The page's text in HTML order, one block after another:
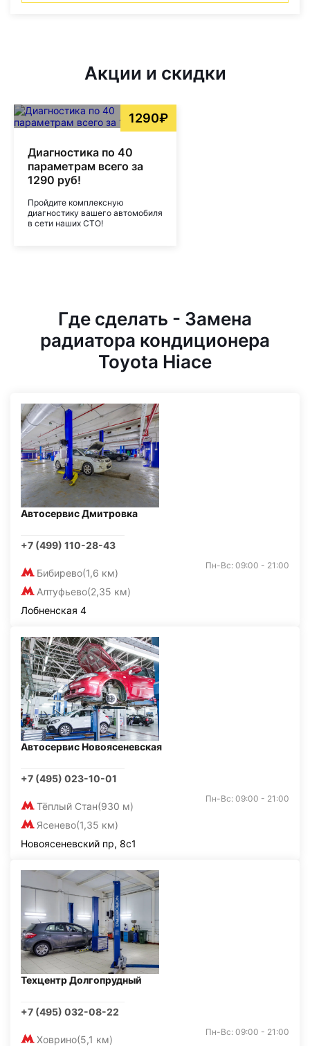
Акции и скидки
1290₽
Диагностика по 40
параметрам всего за
1290 руб!
Пройдите комплексную
диагностику вашего автомобиля
в сети наших СТО!
Где сделать - Замена
радиатора кондиционера
Toyota Hiace
Автосервис Дмитровка
+7 (499) 110-28-43
Бибирево(1,6 км)
Алтуфьево(2,35 км)
Пн-Вс: 09:00 - 21:00
Лобненская 4
Автосервис Новоясеневская
+7 (495) 023-10-01
Тёплый Стан(930 м)
Ясенево(1,35 км)
Пн-Вс: 09:00 - 21:00
Новоясеневский пр, 8с1
Техцентр Долгопрудный
+7 (495) 032-08-22
Ховрино(5,1 км)
Пн-Вс: 09:00 - 21:00